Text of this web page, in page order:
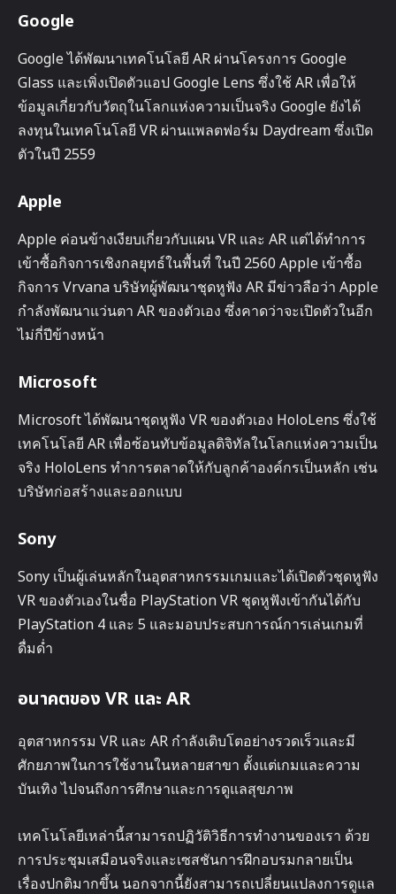
Google
Google ได้พัฒนาเทคโนโลยี AR ผ่านโครงการ Google
Glass และเพิ่งเปิดตัวแอป Google Lens ซึ่งใช้ AR เพื่อให้
ข้อมูลเกี่ยวกับวัตถุในโลกแห่งความเป็นจริง Google ยังได้
ลงทุนในเทคโนโลยี VR ผ่านแพลตฟอร์ม Daydream ซึ่งเปิด
ตัวในปี 2559
Apple
Apple ค่อนข้างเงียบเกี่ยวกับแผน VR และ AR แต่ได้ทำการ
เข้าซื้อกิจการเชิงกลยุทธ์ในพื้นที่ ในปี 2560 Apple เข้าซื้อ
กิจการ Vrvana บริษัทผู้พัฒนาชุดหูฟัง AR มีข่าวลือว่า Apple
กำลังพัฒนาแว่นตา AR ของตัวเอง ซึ่งคาดว่าจะเปิดตัวในอีก
ไม่กี่ปีข้างหน้า
Microsoft
Microsoft ได้พัฒนาชุดหูฟัง VR ของตัวเอง HoloLens ซึ่งใช้
เทคโนโลยี AR เพื่อซ้อนทับข้อมูลดิจิทัลในโลกแห่งความเป็น
จริง HoloLens ทำการตลาดให้กับลูกค้าองค์กรเป็นหลัก เช่น
บริษัทก่อสร้างและออกแบบ
Sony
Sony เป็นผู้เล่นหลักในอุตสาหกรรมเกมและได้เปิดตัวชุดหูฟัง
VR ของตัวเองในชื่อ PlayStation VR ชุดหูฟังเข้ากันได้กับ
PlayStation 4 และ 5 และมอบประสบการณ์การเล่นเกมที่
ดื่มด่ำ
อนาคตของ VR และ AR
อุตสาหกรรม VR และ AR กำลังเติบโตอย่างรวดเร็วและมี
ศักยภาพในการใช้งานในหลายสาขา ตั้งแต่เกมและความ
บันเทิง ไปจนถึงการศึกษาและการดูแลสุขภาพ
เทคโนโลยีเหล่านี้สามารถปฏิวัติวิธีการทำงานของเรา ด้วย
การประชุมเสมือนจริงและเซสชันการฝึกอบรมกลายเป็น
เรื่องปกติมากขึ้น นอกจากนี้ยังสามารถเปลี่ยนแปลงการดูแล